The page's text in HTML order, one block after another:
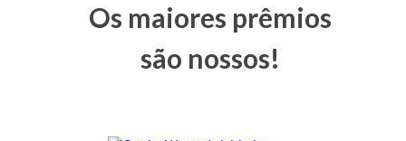
Os maiores prêmios
são nossos!